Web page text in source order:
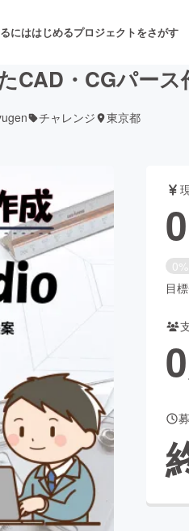
にははじめるプロジェクトをさがす
舞台・パフォーマ
アニメ・漫画
ビューティー・ヘ
GoodCAMPFIRE Creation
と納税machi-yaコミュニティ
CAD・CGパー
チャレンジ 東京都
0
0%
目
0